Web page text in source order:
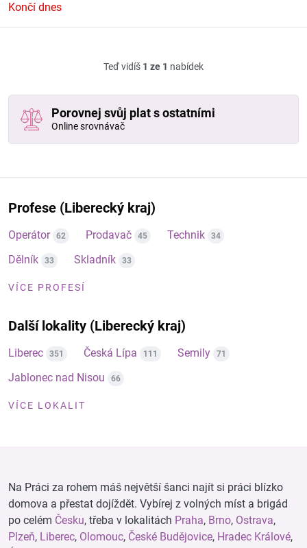
Končí dnes
Teď vidíš 1 ze 1 nabídek
Porovnej svůj plat s ostatními
Online srovnávač
Profese (Liberecký kraj)
Operátor 62 Prodavač 45 Technik 34
Dělník 33 Skladník 33
VÍCE PROFESÍ
Další lokality (Liberecký kraj)
Liberec 351 Česká Lípa 111 Semily 71
Jablonec nad Nisou 66
VÍCE LOKALIT
Na Práci za rohem máš největší šanci najít si práci blízko
domova a přestat dojíždět. Vybírej z volných míst a brigád
po celém Česku, třeba v lokalitách Praha, Brno, Ostrava,
Plzeň, Liberec, Olomouc, České Budějovice, Hradec Králové,